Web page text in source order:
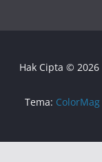
Hak Cipta © 2026
Tema: ColorMag